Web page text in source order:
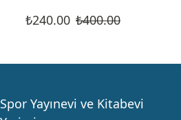
₺400.00
₺240.00
Spor Yayınevi ve Kitabevi